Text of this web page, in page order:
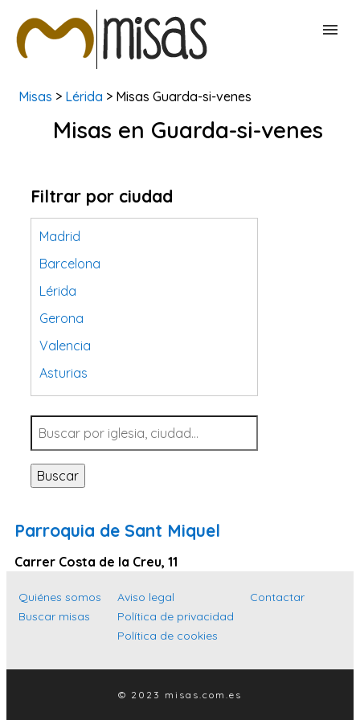
BUSCAR MISAS
Misas > Lérida > Misas Guarda-si-venes
Misas en Guarda-si-venes
Filtrar por ciudad
Madrid
Barcelona
Lérida
Gerona
Valencia
Asturias
Tarragona
Navarra
Valladolid
Sevilla
Santa Cruz de Tenerife
Cantabria
Islas Baleares
Las Palmas
Alicante
Buscar
Parroquia de Sant Miquel
Carrer Costa de la Creu, 11
Quiénes somos
Buscar misas
Aviso legal
Política de privacidad
Política de cookies
Contactar
© 2023 misas.com.es